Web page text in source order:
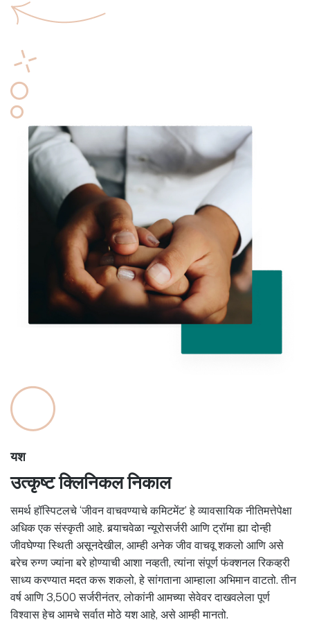
यश
उत्कृष्ट क्लिनिकल निकाल
समर्थ हॉस्पिटलचे ‘जीवन वाचवण्याचे कमिटमेंट’ हे व्यावसायिक नीतिमत्तेपेक्षा
अधिक एक संस्कृती आहे. बर्‍याचवेळा न्यूरोसर्जरी आणि ट्रॉमा ह्या दोन्ही
जीवघेण्या स्थिती असूनदेखील, आम्ही अनेक जीव वाचवू शकलो आणि असे
बरेच रुग्ण ज्यांना बरे होण्याची आशा नव्हती, त्यांना संपूर्ण फंक्शनल रिकव्हरी
साध्य करण्यात मदत करू शकलो, हे सांगताना आम्हाला अभिमान वाटतो. तीन
वर्ष आणि 3,500 सर्जरीनंतर, लोकांनी आमच्या सेवेवर दाखवलेला पूर्ण
विश्वास हेच आमचे सर्वात मोठे यश आहे, असे आम्ही मानतो.